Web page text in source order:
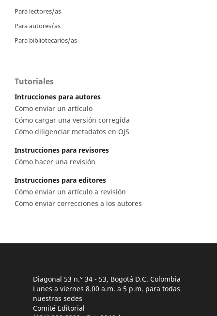
Para lectores/as
Para autores/as
Para bibliotecarios/as
Tutoriales
Intrucciones para autores
Cómo enviar un artículo
Cómo cargar una versión corregida
Cómo diligenciar metadatos en OJS
Instrucciones para revisores
Cómo hacer una revisión
Instrucciones para editores
Cómo enviar un artículo a revisión
Cómo enviar correcciones a los autores
Diagonal 53 n.° 34 - 53, Bogotá D.C. Colombia
Lunes a viernes 8.00 a.m. a 5 p.m. para todas
nuestras sedes
Comité Editorial